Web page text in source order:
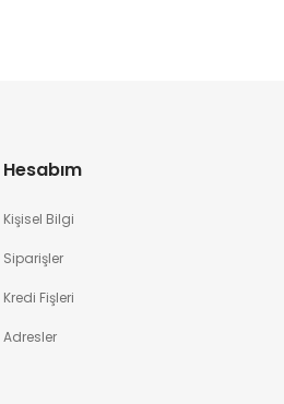
Hesabım
Kişisel Bilgi
Siparişler
Kredi Fişleri
Adresler